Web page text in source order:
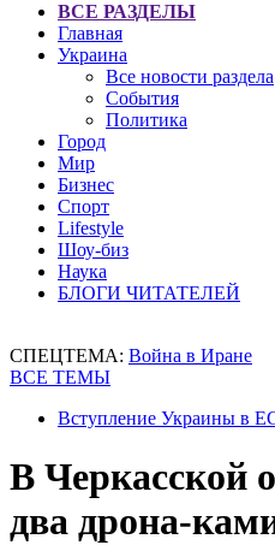
ВСЕ РАЗДЕЛЫ
Главная
Украина
Все новости раздела
События
Политика
Город
Мир
Бизнес
Спорт
Lifestyle
Шоу-биз
Наука
БЛОГИ ЧИТАТЕЛЕЙ
СПЕЦТЕМА: Война в Иране
ВСЕ ТЕМЫ
Вступление Украины в
В Черкасской
два дрона-